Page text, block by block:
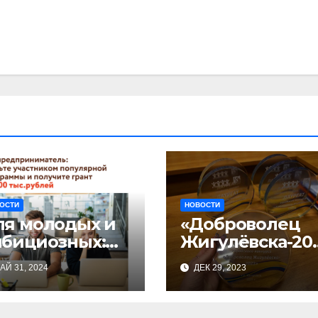
молодых и
прием
на
в
31, 2024
НОВОСТИ
«Доброволец
Жигулёвска-
3»ДЕК 29, 2023